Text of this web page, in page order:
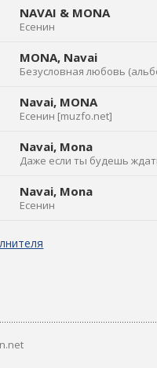
NAVAI & MONA
Есенин
MONA, Navai
Безусловная любовь
Navai, MONA
Есенин [muzfo.net]
Navai, Mona
Даже если ты будешь
Navai, Mona
Есенин